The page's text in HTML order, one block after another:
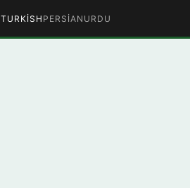
TURKISH PERSIAN URDU